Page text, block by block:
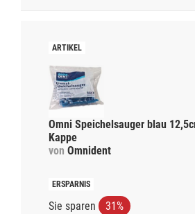
Omni Speichelsauger blau
Kappe
von Omnident
Sie sparen 31%